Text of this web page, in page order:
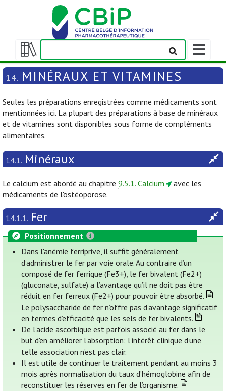
Afficher/masquer
la
table
matières
Afficher/
la
barre
navigation
14. MINÉRAUX ET VITAMINES
Seules les préparations enregistrées comme médicaments sont
mentionnées ici. La plupart des préparations à base de minéraux
et de vitamines sont disponibles sous forme de compléments
alimentaires.
14.1. Minéraux
Le calcium est abordé au chapitre 9.5.1. Calcium
avec les
médicaments de l'ostéoporose.
14.1.1. Fer
Positionnement
Dans l'anémie ferriprive, il suffit généralement
d’administrer le fer par voie orale. Au contraire d’un
composé de fer ferrique (Fe3+), le fer bivalent (Fe2+)
(gluconate, sulfate) a l’avantage qu’il ne doit pas être
réduit en fer ferreux (Fe2+) pour pouvoir être absorbé.
Le polysaccharide de fer n’offre pas d’avantage significatif
en termes d’efficacité que les sels de fer bivalents.
De l'acide ascorbique est parfois associé au fer dans le
but d'en améliorer l'absorption: l’intérêt clinique d’une
telle association n’est pas clair.
Il est utile de continuer le traitement pendant au moins 3
mois après normalisation du taux d’hémoglobine afin de
reconstituer les réserves en fer de l’organisme.